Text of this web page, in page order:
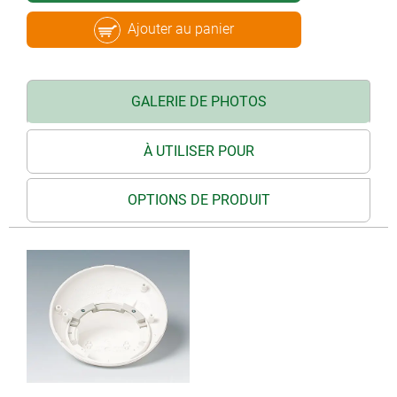
Ajouter au panier
GALERIE DE PHOTOS
À UTILISER POUR
OPTIONS DE PRODUIT